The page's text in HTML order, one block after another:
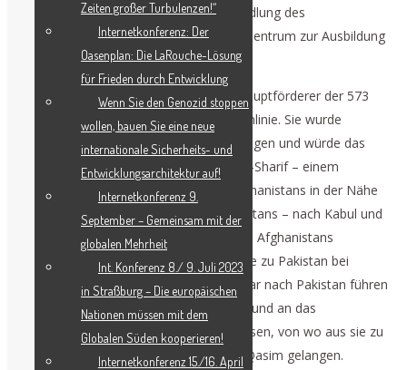
Termez (Usbekistan) sowie die Umwandlung des
Ausbildungszentrums in Termez in ein Zentrum zur Ausbildung
afghanischer Facharbeiter.
LautThe Diplomat
ist Usbekistan der Hauptförderer der 573
km langen transafghanischen Eisenbahnlinie. Sie wurde
erstmals im Dezember 2018 vorgeschlagen und würde das
afghanische Schienennetz von Mazar-e-Sharif – einem
regionalen Knotenpunkt im Norden Afghanistans in der Nähe
sowohl Usbekistans als auch Tadschikistans – nach Kabul und
dann in die Provinz Nangarhar im Osten Afghanistans
verlängern, wo die Eisenbahn die Grenze zu Pakistan bei
Torkham überqueren und über Peshawar nach Pakistan führen
würde. Dort werden die Güter entladen und an das
pakistanische Schienennetz angeschlossen, von wo aus sie zu
den Häfen von Karatschi, Gwadar und Qasim gelangen.
Zeiten großer Turbulenzen!“
Internetkonferenz: Der
Oasenplan: Die LaRouche-Lösung
für Frieden durch Entwicklung
Wenn Sie den Genozid stoppen
wollen, bauen Sie eine neue
internationale Sicherheits- und
Entwicklungsarchitektur auf!
Internetkonferenz 9.
September – Gemeinsam mit der
globalen Mehrheit
Int. Konferenz 8./ 9. Juli 2023
in Straßburg – Die europäischen
Nationen müssen mit dem
Globalen Süden kooperieren!
Internetkonferenz 15./16. April